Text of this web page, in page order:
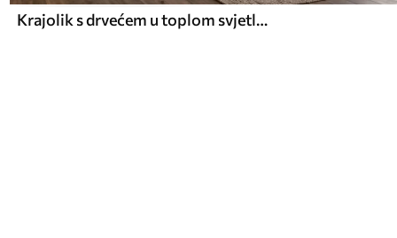
Krajolik s drvećem u toplom svjetlu zalaska sunca